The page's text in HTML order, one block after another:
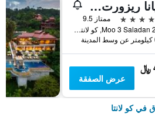
لايانا ريزورت آند سبا
ممتاز 9.5
272 Moo 3 Saladan, كو لانتا, تايلاند
عرض الصفقة
في كو لانتا